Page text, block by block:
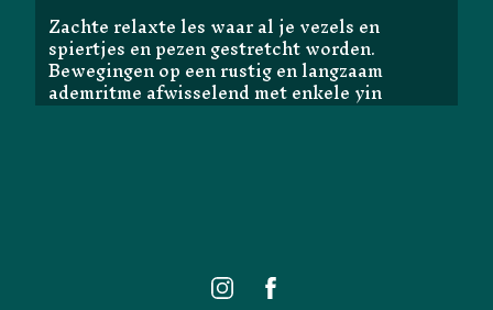
Zachte relaxte les waar al je vezels en
spiertjes en pezen gestretcht worden.
Bewegingen op een rustig en langzaam
ademritme afwisselend met enkele yin
houdingen.